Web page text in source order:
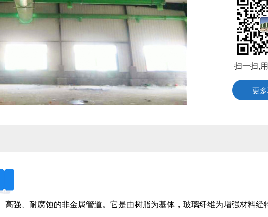
扫一扫,
更
高强、耐腐蚀的非金属管道。它是由树脂为基体，玻璃纤维为增强材料